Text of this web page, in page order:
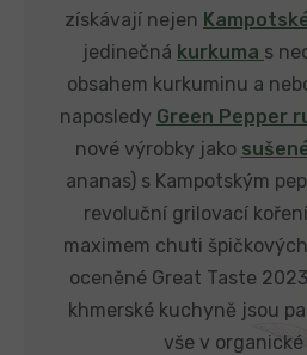
získávají nejen
jedinečná kurkuma s
obsahem kurkuminu a
naposledy Green Pepper
nové výrobky jako
ananas) s Kampotským
revoluční grilovací
maximem chuti
oceněné Great Taste
khmerské kuchyně jsou
vše v